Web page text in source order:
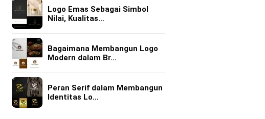
Logo Emas Sebagai Simbol
Nilai, Kualitas…
Bagaimana Membangun Logo
Modern dalam Br…
Peran Serif dalam Membangun
Identitas Lo…